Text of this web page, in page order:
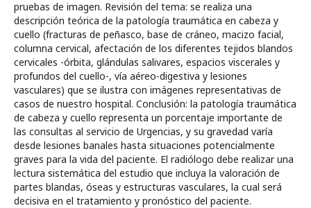
pruebas de imagen. Revisión del tema: se realiza una
descripción teórica de la patología traumática en cabeza y
cuello (fracturas de peñasco, base de cráneo, macizo facial,
columna cervical, afectación de los diferentes tejidos blandos
cervicales -órbita, glándulas salivares, espacios viscerales y
profundos del cuello-, vía aéreo-digestiva y lesiones
vasculares) que se ilustra con imágenes representativas de
casos de nuestro hospital. Conclusión: la patología traumática
de cabeza y cuello representa un porcentaje importante de
las consultas al servicio de Urgencias, y su gravedad varía
desde lesiones banales hasta situaciones potencialmente
graves para la vida del paciente. El radiólogo debe realizar una
lectura sistemática del estudio que incluya la valoración de
partes blandas, óseas y estructuras vasculares, la cual será
decisiva en el tratamiento y pronóstico del paciente.